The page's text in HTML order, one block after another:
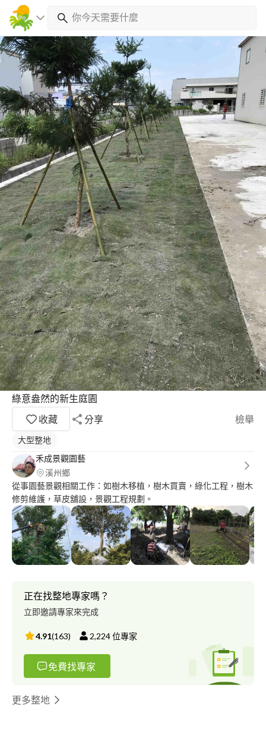
綠意盎然的新生庭園
收藏
分享 檢舉
大型整地
禾成景觀園藝
溪州鄉
從事園藝景觀相關工作：如樹木移植，樹木買賣，綠化工程，樹木
修剪維護，草皮舖設，景觀工程規劃。
正在找整地專家嗎？
立即邀請專家來完成
4.91(163) 2,224位專家
免費找專家
更多整地